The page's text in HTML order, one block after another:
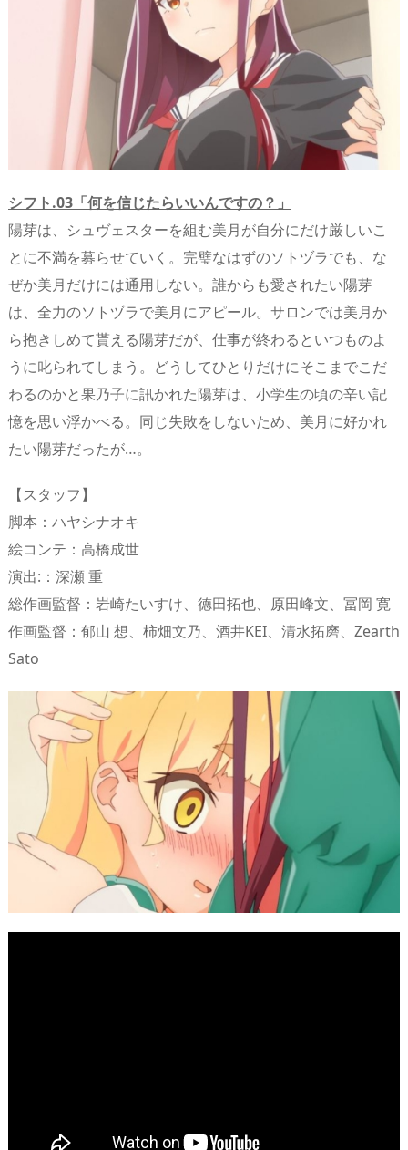
d
o
n
y r ar
d
ro
p.
io
シフト.03「何を信じたらいいんですの？」
陽芽は、シュヴェスターを組む美月が自分にだけ厳しいこ
とに不満を募らせていく。完璧なはずのソトヅラでも、な
ぜか美月だけには通用しない。誰からも愛されたい陽芽
は、全力のソトヅラで美月にアピール。サロンでは美月か
ら抱きしめて貰える陽芽だが、仕事が終わるといつものよ
うに叱られてしまう。どうしてひとりだけにそこまでこだ
わるのかと果乃子に訊かれた陽芽は、小学生の頃の辛い記
憶を思い浮かべる。同じ失敗をしないため、美月に好かれ
たい陽芽だったが…。
【スタッフ】
脚本：ハヤシナオキ
絵コンテ：高橋成世
演出:：深瀬 重
総作画監督：岩崎たいすけ、徳田拓也、原田峰文、冨岡 寛
作画監督：郁山 想、柿畑文乃、酒井KEI、清水拓磨、Zearth
Sato